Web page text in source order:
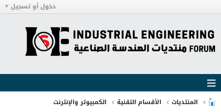
دخول أو تسجيل
المنتديات الأقسام التقنية الكمبيوتر والإنترنت